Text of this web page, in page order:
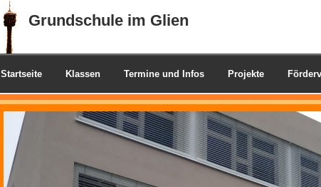
Grundschule im Glien
Startseite Klassen Termine und Infos Projekte